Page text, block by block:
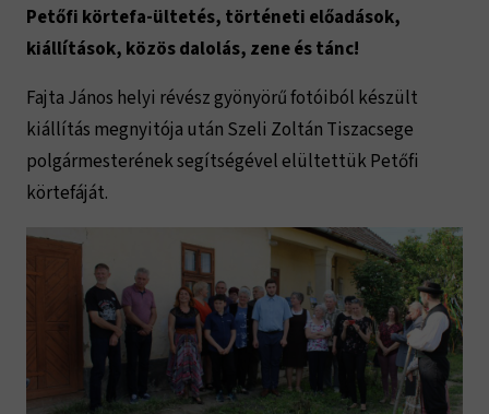
Petőfi körtefa-ültetés, történeti előadások,
kiállítások, közös dalolás, zene és tánc!
Fajta János helyi révész gyönyörű fotóiból készült
kiállítás megnyitója után Szeli Zoltán Tiszacsege
polgármesterének segítségével elültettük Petőfi
körtefáját.